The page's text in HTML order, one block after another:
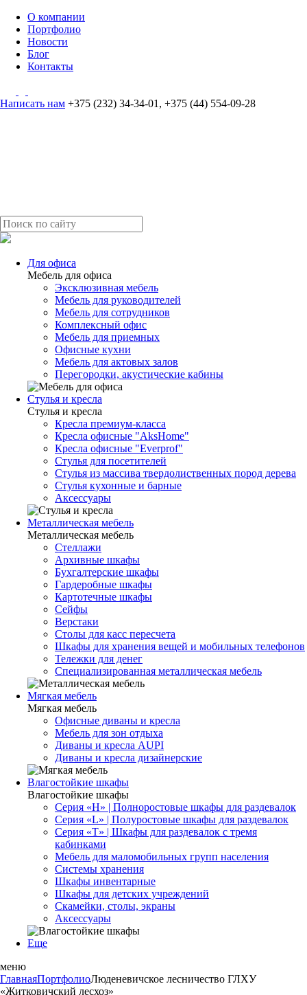
О компании
Портфолио
Новости
Блог
Контакты
Написать нам +375 (232) 34-34-01 , +375 (44) 554-09-28
Для офиса
Мебель для офиса
Эксклюзивная мебель
Мебель для руководителей
Мебель для сотрудников
Комплексный офис
Мебель для приемных
Офисные кухни
Мебель для актовых залов
Перегородки, акустические кабины
Стулья и кресла
Стулья и кресла
Кресла премиум-класса
Кресла офисные "AksHome"
Кресла офисные "Everprof"
Стулья для посетителей
Стулья из массива твердолиственных пород дерева
Стулья кухонные и барные
Аксессуары
Металлическая мебель
Металлическая мебель
Стеллажи
Архивные шкафы
Бухгалтерские шкафы
Гардеробные шкафы
Картотечные шкафы
Сейфы
Верстаки
Столы для касс пересчета
Шкафы для хранения вещей и мобильных телефонов
Тележки для денег
Специализированная металлическая мебель
Мягкая мебель
Мягкая мебель
Офисные диваны и кресла
Мебель для зон отдыха
Диваны и кресла AUPI
Диваны и кресла дизайнерские
Влагостойкие шкафы
Влагостойкие шкафы
Серия «H» | Полноростовые шкафы для раздевалок
Серия «L» | Полуростовые шкафы для раздевалок
Серия «T» | Шкафы для раздевалок с тремя
кабинками
Мебель для маломобильных групп населения
Системы хранения
Шкафы инвентарные
Шкафы для детских учреждений
Скамейки, столы, экраны
Аксессуары
Еще
меню
ГлавнаяПортфолиоЛюденевичское лесничество ГЛХУ
«Житковичский лесхоз»